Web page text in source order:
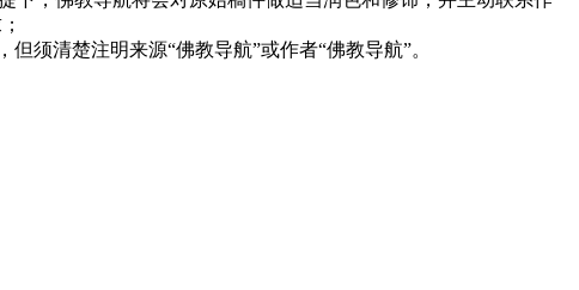
须清楚注明来源“佛教导航”或作者“佛教导航”。